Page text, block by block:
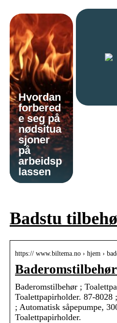
Hvordan
forbered
e seg på
nødsitua
sjoner
på
arbeidsp
lassen
Badstu
https:// www.biltema.no › hjem ›
Baderomstilbehør ;
Toalettpapirholder. 87-8028
; Automatisk såpepumpe,
Toalettpapirholder.